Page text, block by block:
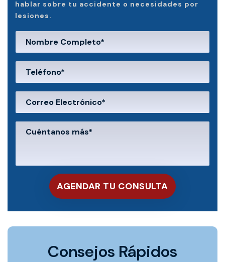
hablar sobre tu accidente o necesidades por
lesiones.
Consejos Rápidos